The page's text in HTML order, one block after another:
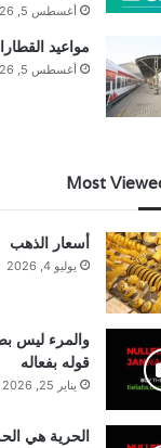
أغسطس 5, 2026
مواعيد
أغسطس 5, 2026
Most
أسعار الذهب
يوليو 4, 2026
والمرء ليس
قوله بفعاله
يناير 25, 2026
الحرية هي